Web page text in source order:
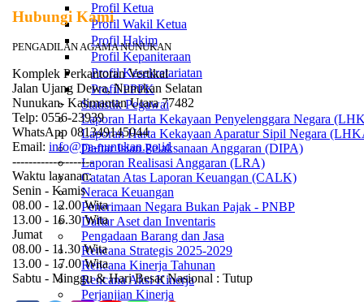
Profil Ketua
Profil Wakil Ketua
Profil Hakim
Profil Kepaniteraan
Profil Kesekretariatan
Profil PPPK
Statistik Pegawai
Laporan Harta Kekayaan Penyelenggara Negara
Laporan Harta Kekayaan Aparatur Sipil Negara
Daftar Isian Pelaksanaan Anggaran (DIPA)
Laporan Realisasi Anggaran (LRA)
Catatan Atas Laporan Keuangan (CALK)
Neraca Keuangan
Penerimaan Negara Bukan Pajak - PNBP
Daftar Aset dan Inventaris
Pengadaan Barang dan Jasa
Rencana Strategis 2025-2029
Rencana Kinerja Tahunan
Rencana Aksi Kinerja
Perjanjian Kinerja
Hubungi Kami
PENGADILAN AGAMA NUNUKAN
Komplek Perkantoran Vertikal
Jalan Ujang Dewa, Nunukan Selatan
Nunukan- Kalimantan Utara 77482
Telp: 0556-23939
WhatsApp 081349145044
Email: info@pa-nunukan.go.id
--------------------
Waktu layanan:
Senin - Kamis
08.00 - 12.00 Wita
13.00 - 16.30 Wita
Jumat
08.00 - 11.30 Wita
13.00 - 17.00 Wita
Sabtu - Minggu & Hari Besar Nasional : Tutup